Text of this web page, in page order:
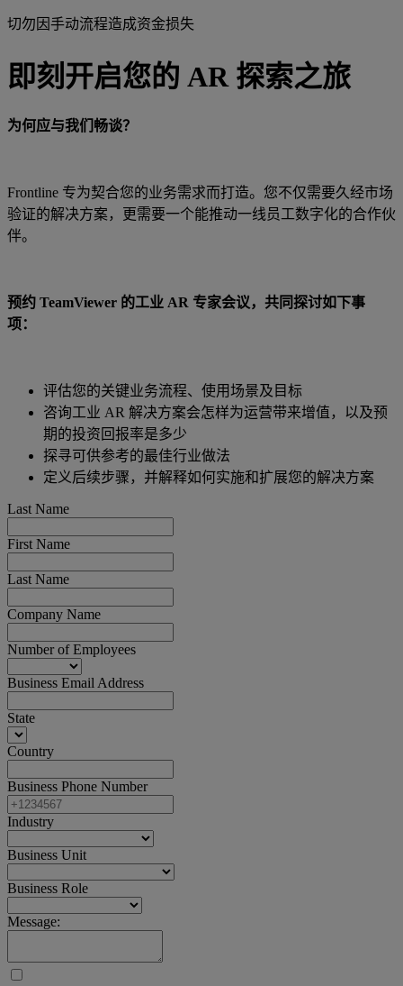
切勿因手动流程造成资金损失
即刻开启您的 AR 探索之旅
为何应与我们畅谈？
Frontline 专为契合您的业务需求而打造。您不仅需要久经市场
验证的解决方案，更需要一个能推动一线员工数字化的合作伙
伴。
预约 TeamViewer 的工业 AR 专家会议，共同探讨如下事
项：
评估您的关键业务流程、使用场景及目标
咨询工业 AR 解决方案会怎样为运营带来增值，以及预
期的投资回报率是多少
探寻可供参考的最佳行业做法
定义后续步骤，并解释如何实施和扩展您的解决方案
Last Name
First Name
Last Name
Company Name
Number of Employees
Business Email Address
State
Country
Business Phone Number
Industry
Business Unit
Business Role
Message: